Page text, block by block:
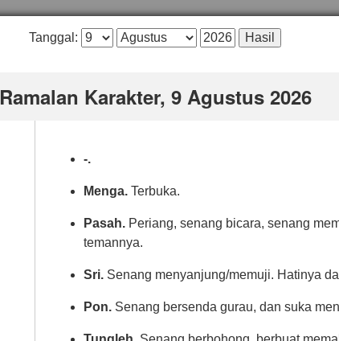
Tanggal:
Ramalan Karakter, 9 Agustus 2026
-.
Menga. Terbuka.
Pasah. Periang, senang bicara, senang
temannya.
Sri. Senang menyanjung/memuji. Hatinya
Pon. Senang bersenda gurau, dan suka